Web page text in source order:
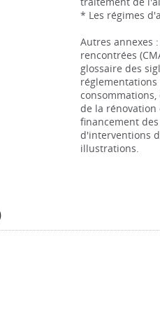
* Les régimes
Autres annexes
rencontrées
glossaire des
de la
financement
d'interventions
illustrations.